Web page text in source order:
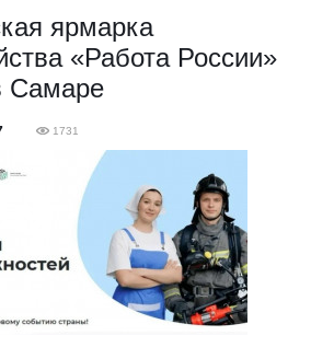
ярмарка
«Работа России»
Самаре
1731